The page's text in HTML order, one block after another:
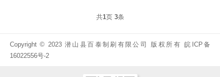
共1页 3条
Copyright © 2023 潜山县百泰制刷有限公司 版权所有皖ICP备
16022556号-2